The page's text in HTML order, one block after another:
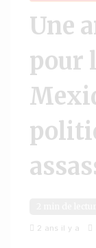
Une
pour
2 ans il y a